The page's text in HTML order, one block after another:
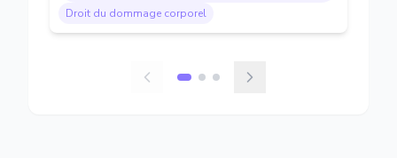
Droit du dommage corporel